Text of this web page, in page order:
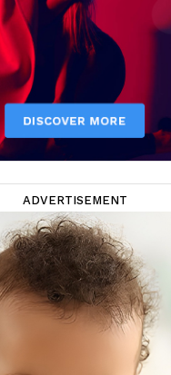
ADVERTISEMENT